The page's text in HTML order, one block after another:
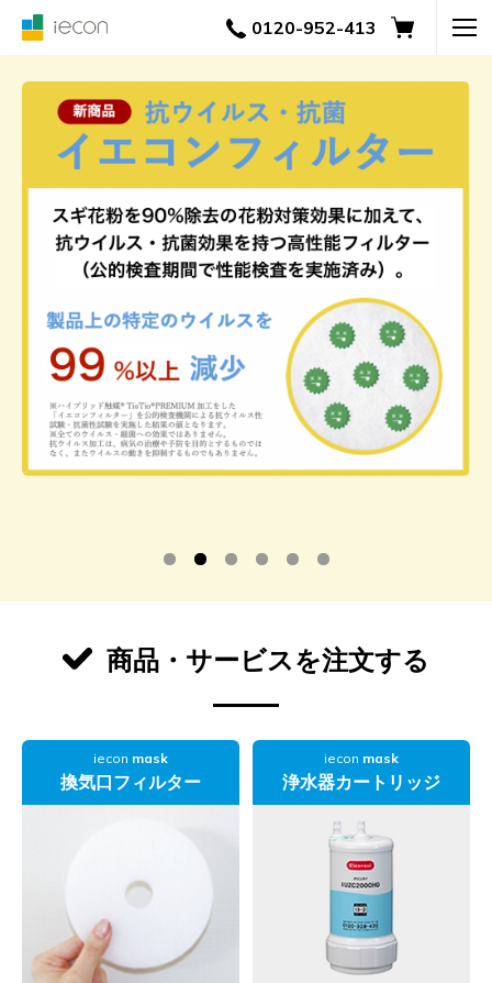
0120-952-413
商品・サービスを注文する
iecon mask
換気口フィルター
iecon mask
浄水器カートリッジ